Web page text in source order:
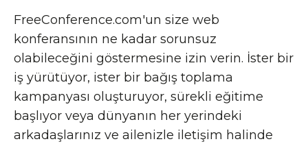
FreeConference.com'un size web
konferansının ne kadar sorunsuz
olabileceğini göstermesine izin verin. İster bir
iş yürütüyor, ister bir bağış toplama
kampanyası oluşturuyor, sürekli eğitime
başlıyor veya dünyanın her yerindeki
arkadaşlarınız ve ailenizle iletişim halinde